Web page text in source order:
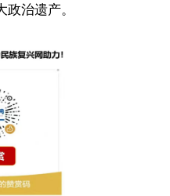
治遗产。